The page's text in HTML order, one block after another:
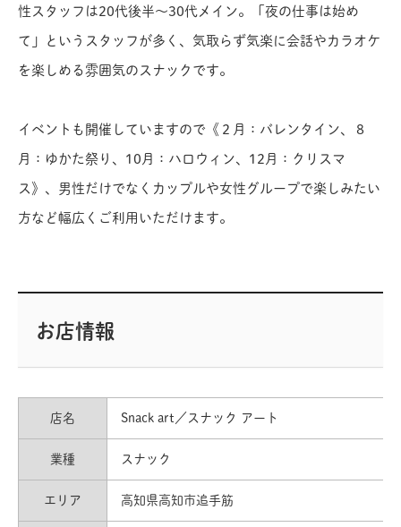
性スタッフは20代後半〜30代メイン。「夜の仕事は始め
て」というスタッフが多く、気取らず気楽に会話やカラオケ
を楽しめる雰囲気のスナックです。
イベントも開催していますので《２月：バレンタイン、８
月：ゆかた祭り、10月：ハロウィン、12月：クリスマ
ス》、男性だけでなくカップルや女性グループで楽しみたい
方など幅広くご利用いただけます。
お店情報
店名 Snack art／スナック アート
業種 スナック
エリア 高知県高知市追手筋